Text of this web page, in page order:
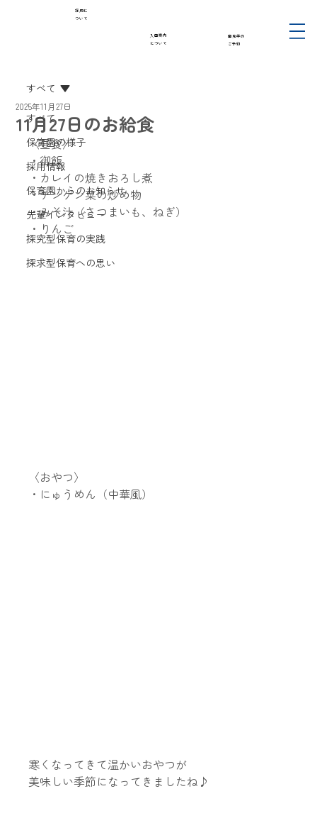
入園案内
について
採用に
ついて
園見学の
ご予約
すべて
保育園の様子
採用情報
保育園からのお知らせ
先輩インタビュー
探究型保育の実践
探求型保育への思い
すべて
11月27日のお給食
2025年11月27日
〈昼食〉
・御飯
・カレイの焼きおろし煮
・チンゲン菜の炒め物
・みそ汁（さつまいも、ねぎ）
・りんご
〈おやつ〉
・にゅうめん（中華風）
寒くなってきて温かいおやつが
美味しい季節になってきましたね♪